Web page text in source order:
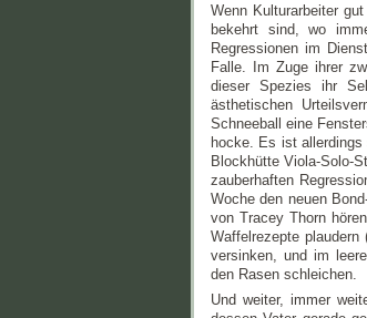
Wenn Kulturarbeiter
bekehrt sind, wo
Regressionen im
Falle. Im Zuge ihrer
dieser Spezies ihr
ästhetischen
Schneeball eine
hocke. Es ist
Blockhütte Viola-Solo-
zauberhaften
Woche den neuen
von Tracey Thorn
Waffelrezepte
versinken, und im
den Rasen schleichen.
Und weiter, immer